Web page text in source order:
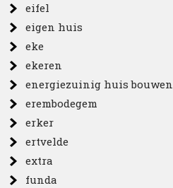
eifel
eigen huis
eke
ekeren
energiezuinig huis bouwen
erembodegem
erker
ertvelde
extra
funda